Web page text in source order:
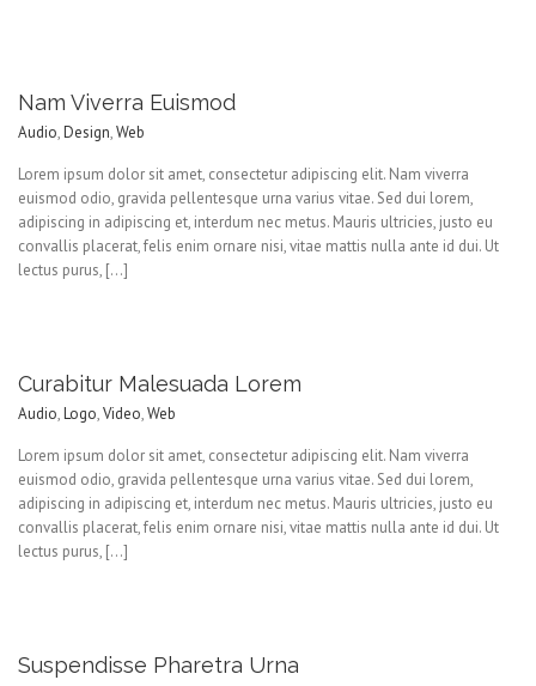
Nam Viverra Euismod
Audio,Design,Web
Lorem ipsum dolor sit amet, consectetur adipiscing elit. Nam viverra
euismod odio, gravida pellentesque urna varius vitae. Sed dui lorem,
adipiscing in adipiscing et, interdum nec metus. Mauris ultricies, justo eu
convallis placerat, felis enim ornare nisi, vitae mattis nulla ante id dui. Ut
lectus purus, […]
Curabitur Malesuada Lorem
Audio,Logo,Video,Web
Lorem ipsum dolor sit amet, consectetur adipiscing elit. Nam viverra
euismod odio, gravida pellentesque urna varius vitae. Sed dui lorem,
adipiscing in adipiscing et, interdum nec metus. Mauris ultricies, justo eu
convallis placerat, felis enim ornare nisi, vitae mattis nulla ante id dui. Ut
lectus purus, […]
Suspendisse Pharetra Urna